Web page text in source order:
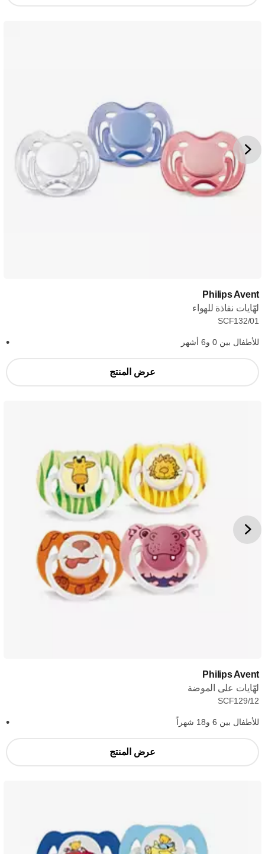
Philips Avent
لهّايات نفاذة للهواء
SCF132/01
للأطفال بين 0 و6 أشهر
عرض المنتج
Philips Avent
لهّايات على الموضة
SCF129/12
للأطفال بين 6 و18 شهراً
عرض المنتج